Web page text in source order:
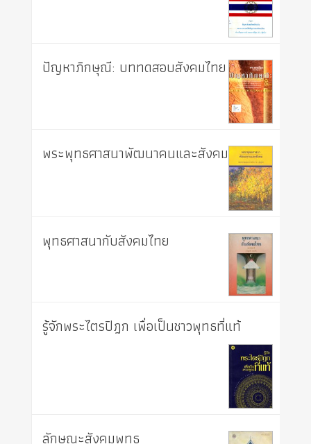
ปัญหาภิกษุณี: บททดสอบสังคมไทย
พระพุทธศาสนาพัฒนาคนและสังคม
พุทธศาสนากับสังคมไทย
รู้จักพระไตรปิฎก เพื่อเป็นชาวพุทธที่แท้
ลักษณะสังคมพุทธ